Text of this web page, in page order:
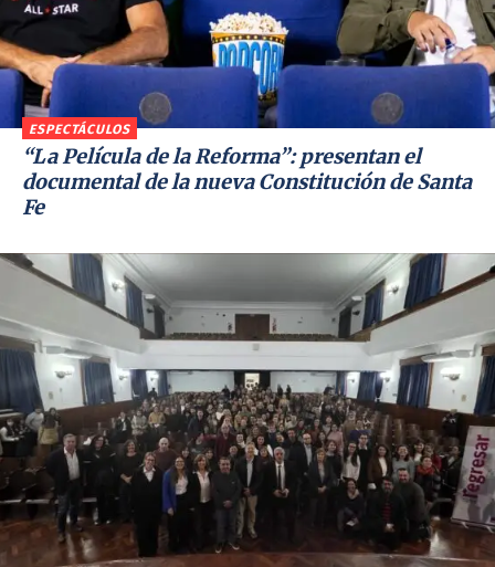
ESPECTÁCULOS
“La Película de la Reforma”: presentan el
documental de la nueva Constitución de Santa
Fe